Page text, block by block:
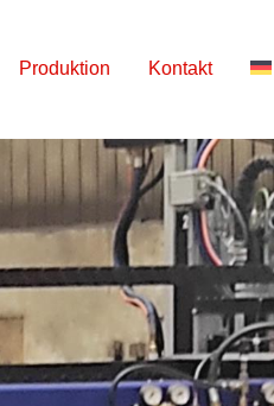
Produktion Kontakt